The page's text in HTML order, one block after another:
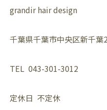
grandir hair design
千葉県千葉市中央区新千
TEL 043-301-3012
定休日 不定休